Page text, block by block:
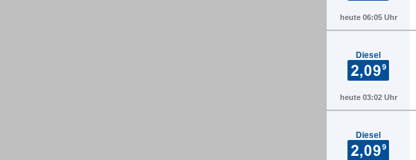
heute 06:05 Uhr
Diesel
heute 03:02 Uhr
Diesel